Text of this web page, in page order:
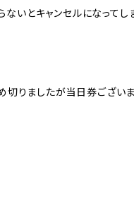
いとキャンセルになってし
りましたが当日券ございま